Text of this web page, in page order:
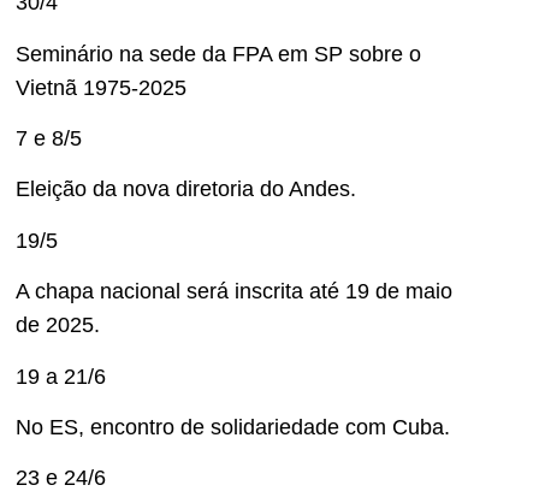
Seminário na sede da FPA em SP sobre o
Vietnã 1975-2025
7 e 8/5
Eleição da nova diretoria do Andes.
19/5
A chapa nacional será inscrita até 19 de maio
de 2025.
19 a 21/6
No ES, encontro de solidariedade com Cuba.
23 e 24/6